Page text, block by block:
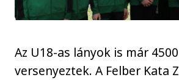
Az U18-as lányok is már
versenyeztek. A Felber Kata